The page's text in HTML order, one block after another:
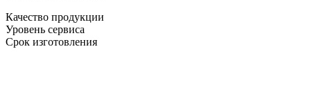
Качество продукции
Уровень сервиса
Срок изготовления